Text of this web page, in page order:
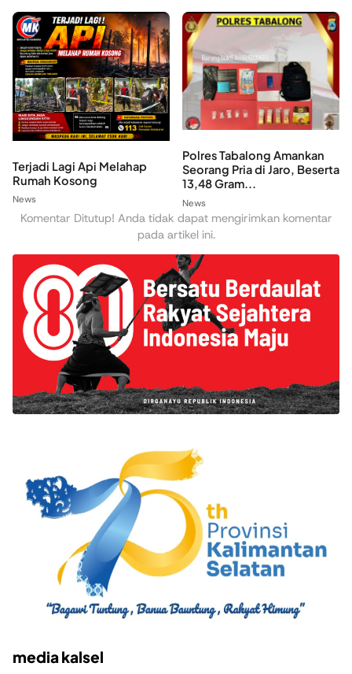
Terjadi Lagi Api Melahap
Rumah Kosong
News
Polres Tabalong Amankan
Seorang Pria di Jaro, Beserta
13,48 Gram...
News
Komentar Ditutup! Anda tidak dapat mengirimkan komentar
pada artikel ini.
media kalsel